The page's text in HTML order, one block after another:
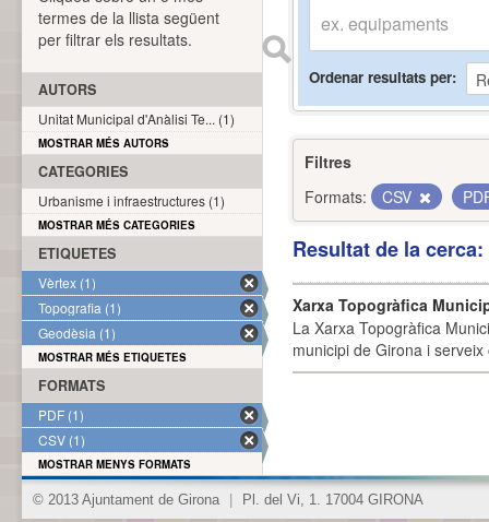
Ordenar resultats per
Filtres
Formats:
CSV
Resultat de la
Xarxa Topogràfica
La Xarxa Topogràfica
municipi de Girona i
termes de la llista següent
per filtrar els resultats.
AUTORS
Unitat Municipal d'Anàlisi Te... (1)
MOSTRAR MÉS AUTORS
CATEGORIES
Urbanisme i infraestructures (1)
MOSTRAR MÉS CATEGORIES
ETIQUETES
Vèrtex (1)
Topografia (1)
Geodèsia (1)
MOSTRAR MÉS ETIQUETES
FORMATS
PDF (1)
CSV (1)
MOSTRAR MENYS FORMATS
© 2013 Ajuntament de Girona Pl. del Vi, 1. 17004 GIRONA